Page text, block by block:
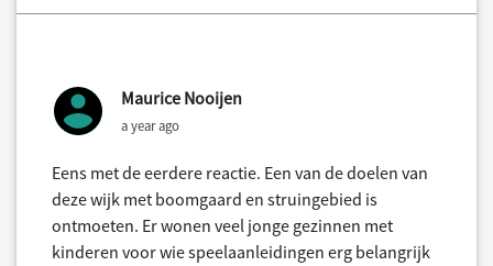
Maurice Nooijen
a year ago
Eens met de eerdere reactie. Een van de doelen van
deze wijk met boomgaard en struingebied is
ontmoeten. Er wonen veel jonge gezinnen met
kinderen voor wie speelaanleidingen erg belangrijk